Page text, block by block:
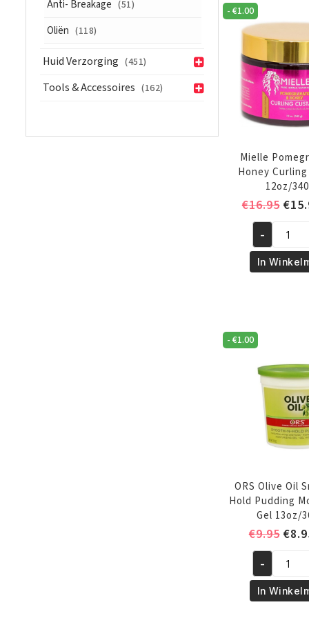
Anti- Breakage (51)
Oliën (118)
Huid Verzorging (451)
Tools & Accessoires (162)
425
gr
aantal
- €1.00
Mielle
Honey
12oz/
€16.95
was:
€
Mielle
&
12oz/340
aantal
-
In
- €1.00
ORS Olive Oil
Hold Pudding
Gel 13oz/
€9.95
was:
€
ORS
Olive
Oil
-
In